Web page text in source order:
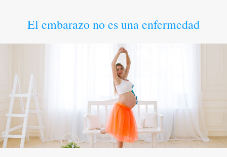
El embarazo no es una enfermedad